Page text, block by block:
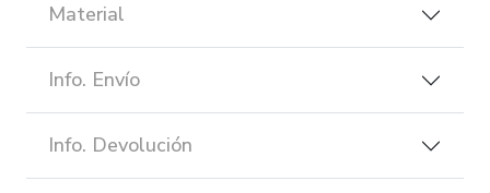
Material
Info. Envío
Info. Devolución